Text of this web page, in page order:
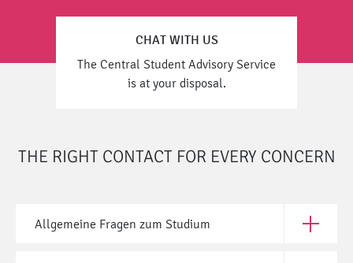
CHAT WITH US
The Central Student Advisory Service
is at your disposal.
THE RIGHT CONTACT FOR EVERY CONCERN
Allgemeine Fragen zum Studium Open